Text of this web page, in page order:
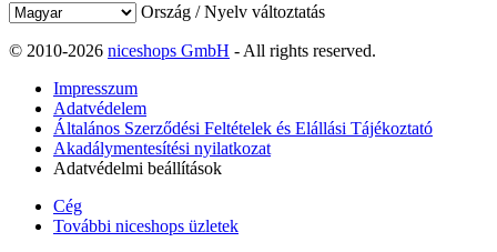
Ország / Nyelv változtatás
© 2010-2026 niceshops GmbH - All rights reserved.
Impresszum
Adatvédelem
Általános Szerződési Feltételek és Elállási Tájékoztató
Akadálymentesítési nyilatkozat
Adatvédelmi beállítások
Cég
További niceshops üzletek